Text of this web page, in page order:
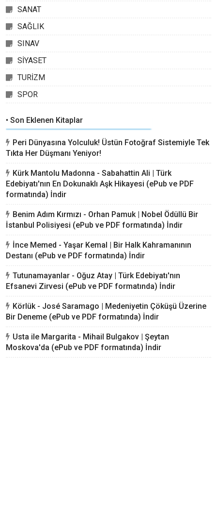
SANAT
SAĞLIK
SINAV
SİYASET
TURİZM
SPOR
• Son Eklenen Kitaplar
Peri Dünyasına Yolculuk! Üstün Fotoğraf Sistemiyle Tek
Tıkta Her Düşmanı Yeniyor!
Kürk Mantolu Madonna - Sabahattin Ali | Türk
Edebiyatı'nın En Dokunaklı Aşk Hikayesi (ePub ve PDF
formatında) İndir
Benim Adım Kırmızı - Orhan Pamuk | Nobel Ödüllü Bir
İstanbul Polisiyesi (ePub ve PDF formatında) İndir
İnce Memed - Yaşar Kemal | Bir Halk Kahramanının
Destanı (ePub ve PDF formatında) İndir
Tutunamayanlar - Oğuz Atay | Türk Edebiyatı'nın
Efsanevi Zirvesi (ePub ve PDF formatında) İndir
Körlük - José Saramago | Medeniyetin Çöküşü Üzerine
Bir Deneme (ePub ve PDF formatında) İndir
Usta ile Margarita - Mihail Bulgakov | Şeytan
Moskova'da (ePub ve PDF formatında) İndir